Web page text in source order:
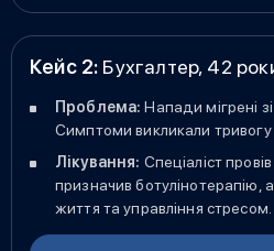
Кейс 2: Бухгалтер, 42
Проблема: Напади мігрені
Симптоми викликали тривогу
Лікування: Спеціаліст
призначив ботулінотерапію,
життя та управління стресом.